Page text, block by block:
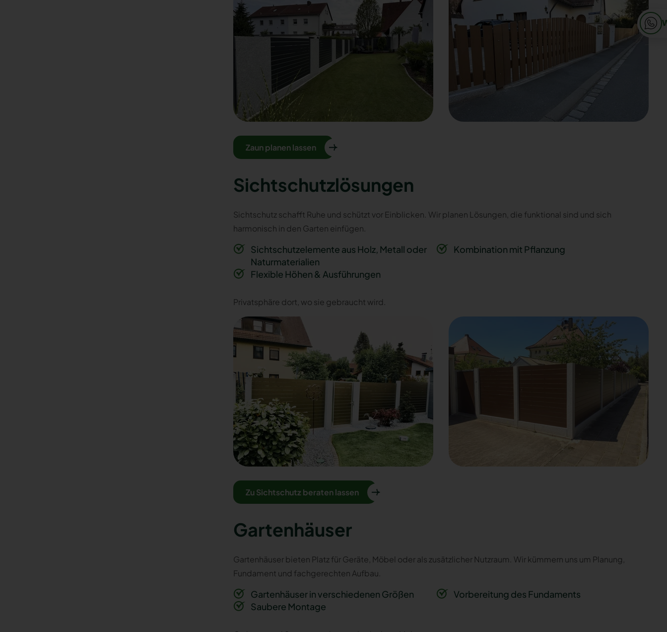
Zaun planen lassen
Sichtschutzlösungen
Sichtschutz schafft Ruhe und schützt vor Einblicken. Wir planen Lösungen, die funktional sind und sich
harmonisch in den Garten einfügen.
Sichtschutzelemente aus Holz, Metall oder
Naturmaterialien
Kombination mit Pflanzung
Flexible Höhen & Ausführungen
Privatsphäre dort, wo sie gebraucht wird.
Zu Sichtschutz beraten lassen
Gartenhäuser
Gartenhäuser bieten Platz für Geräte, Möbel oder als zusätzlicher Nutzraum. Wir kümmern uns um Planung,
Fundament und fachgerechten Aufbau.
Gartenhäuser in verschiedenen Größen
Vorbereitung des Fundaments
Saubere Montage